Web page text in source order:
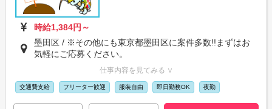
時給1,384円～
墨田区 / ※その他にも東京都墨田区に案件多数!!まずはお
気軽にご応募ください。
仕事内容を見てみる ∨
交通費支給 フリーター歓迎 服装自由 即日勤務OK 夜勤